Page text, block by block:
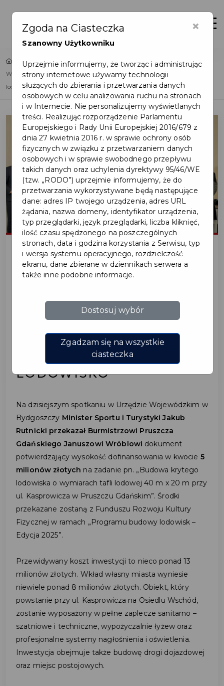
Zaloguj
Home
Lista aktualności
W Pruszczu Gdańskim na Osiedlu Wschód powstanie nowoczesne kryte
lodowisko
2026-02-02
NA OSIEDLU WSCHÓD
POWSTANIE
NOWOCZESNE KRYTE
LODOWISKO
Na dzisiejszym spotkaniu w Urzędzie Wojewódzkim w
Bydgoszczy Minister Sportu i Turystyki Jakub
Rutnicki przekazał Burmistrzowi Pruszcza
Gdańskiego Januszowi Wróblowi dokument
potwierdzający wysokość dofinansowania w kwocie 5
milionów złotych na zadanie pn. „Budowa krytego
lodowiska o wymiarach tafli lodowej 40 m x 20 m przy
ul. Kasprowicza w Pruszczu Gdańskim”. Środki
przekazane zostaną z Funduszu Rozwoju Kultury
Fizycznej w ramach „Programu budowy lodowisk –
Edycja 2025”.
Przewidywany koszt inwestycji to nieco ponad 13
milionów złotych. Wkład własny miasta wyniesie
niewiele ponad 8 milionów złotych. Obiekt, który
powstanie przy ul. Kasprowicza na Osiedlu Wschód,
zostanie wyposażony w pełne zaplecze sanitarno –
szatniowe i techniczne, wypożyczalnie łyżew oraz
profesjonalne systemy nagłośnienia i oświetlenia.
Inwestycja obejmuje także budowę drogi dojazdowej
oraz miejsc postojowych.
×
Zgoda na Ciasteczka
Szanowny Użytkowniku
Uprzejmie informujemy, że tworząc i administrując
strony internetowe używamy technologii
służących do zbierania i przetwarzania danych
osobowych w celu analizowania ruchu na stronach
i w Internecie. Nie personalizujemy wyświetlanych
treści. Realizując rozporządzenie Parlamentu
Europejskiego i Rady Unii Europejskiej 2016/679 z
dnia 27 kwietnia 2016 r. w sprawie ochrony osób
fizycznych w związku z przetwarzaniem danych
osobowych i w sprawie swobodnego przepływu
takich danych oraz uchylenia dyrektywy 95/46/WE
(tzw. „RODO”) uprzejmie informujemy, że do
przetwarzania wykorzystywane będą następujące
dane: adres IP twojego urządzenia, adres URL
żądania, nazwa domeny, identyfikator urządzenia,
typ przeglądarki, język przeglądarki, liczba kliknięć,
ilość czasu spędzonego na poszczególnych
stronach, data i godzina korzystania z Serwisu, typ
i wersja systemu operacyjnego, rozdzielczość
ekranu, dane zbierane w dziennikach serwera a
także inne podobne informacje.
Dostosuj wybór
Zgadzam się na wszystkie
ciasteczka